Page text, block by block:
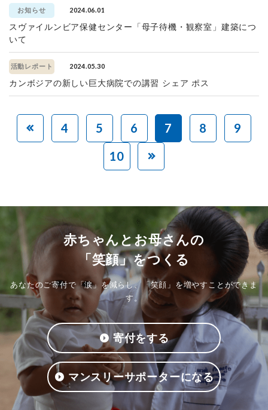
お知らせ 2024.06.01
スヴァイルンビア保健センター「母子待機・観察室」建築につ
いて
活動レポート 2024.05.30
カンボジアの新しい巨大病院での講習 シェア ポス
4 5 6 7 8
9
10
赤ちゃんとお母さんの
「笑顔」をつくる
あなたのご寄付で「涙」を減らし、「笑顔」を増やすことができま
す。
寄付をする
マンスリーサポーターになる